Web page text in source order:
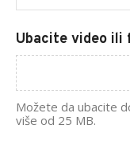
Ubacite video ili
Možete da ubacite
više od 25 MB.